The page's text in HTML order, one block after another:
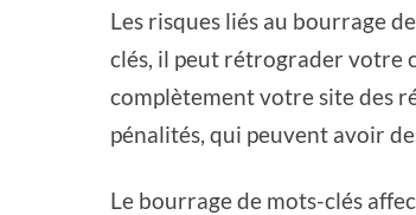
Les risques liés au bourrage
clés, il peut rétrograder votre
complètement votre site des
pénalités, qui peuvent avoir
Le bourrage de mots-clés